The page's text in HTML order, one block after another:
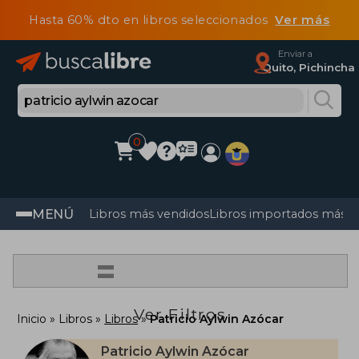
Hasta 60% dto en libros seleccionadosVer más
Enviar a
Quito, Pichincha
0
MENÚ Libros más vendidosLibros importados más
=
Ver Filtros
Inicio Libros Libros Patricio Aylwin Azócar
Patricio Aylwin Azócar